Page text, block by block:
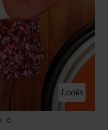
Looks